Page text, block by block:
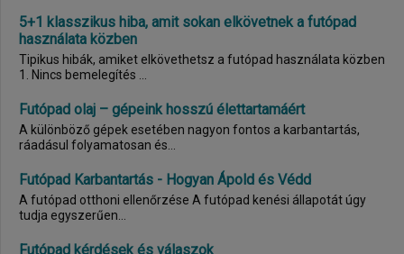
5+1 klasszikus hiba, amit sokan elkövetnek a futópad
használata közben
Tipikus hibák, amiket elkövethetsz a futópad használata közben
Futópad olaj – gépeink hosszú élettartamáért
A különböző gépek esetében nagyon fontos a karbantartás,
ráadásul folyamatosan és...
Futópad Karbantartás - Hogyan Ápold és Védd
A futópad otthoni ellenőrzése A futópad kenési állapotát úgy
tudja egyszerűen...
Futópad kérdések és válaszok